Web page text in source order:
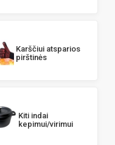
Karščiui atsparios
pirštinės
Kiti indai
kepimui/virimui